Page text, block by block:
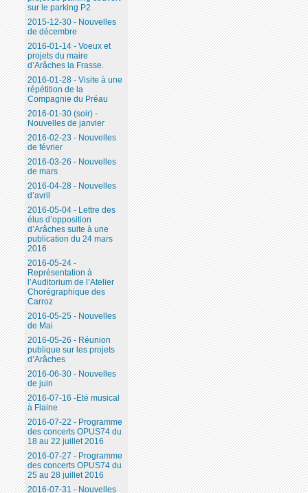
sur le parking P2
2015-12-30 - Nouvelles
de décembre
2016-01-14 - Voeux et
projets du maire
d’Arâches la Frasse.
2016-01-28 - Visite à une
répétition de la
Compagnie du Préau
2016-01-30 (soir) -
Nouvelles de janvier
2016-02-23 - Nouvelles
de février
2016-03-26 - Nouvelles
de mars
2016-04-28 - Nouvelles
d’avril
2016-05-04 - Lettre des
élus d’opposition
d’Arâches suite à une
publication du 24 mars
2016
2016-05-24 -
Représentation à
l’Auditorium de l’Atelier
Chorégraphique des
Carroz
2016-05-25 - Nouvelles
de Mai
2016-05-26 - Réunion
publique sur les projets
d’Arâches
2016-06-30 - Nouvelles
de juin
2016-07-16 -Eté musical
à Flaine
2016-07-22 - Programme
des concerts OPUS74 du
18 au 22 juillet 2016
2016-07-27 - Programme
des concerts OPUS74 du
25 au 28 juillet 2016
2016-07-31 - Nouvelles